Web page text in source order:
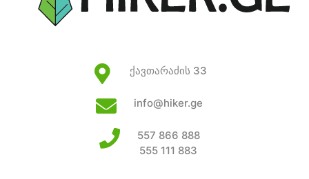
ქავთარაძის 33
info@hiker.ge
557 866 888
555 111 883